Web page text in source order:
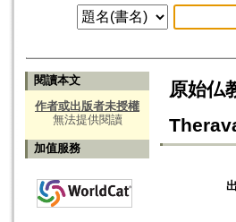
閱讀本文
作者或出版者未授權
無法提供閱讀
加值服務
原始仏